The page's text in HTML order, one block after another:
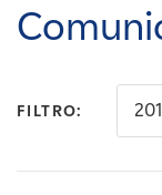
Carreras
Noticias
FILTRO: